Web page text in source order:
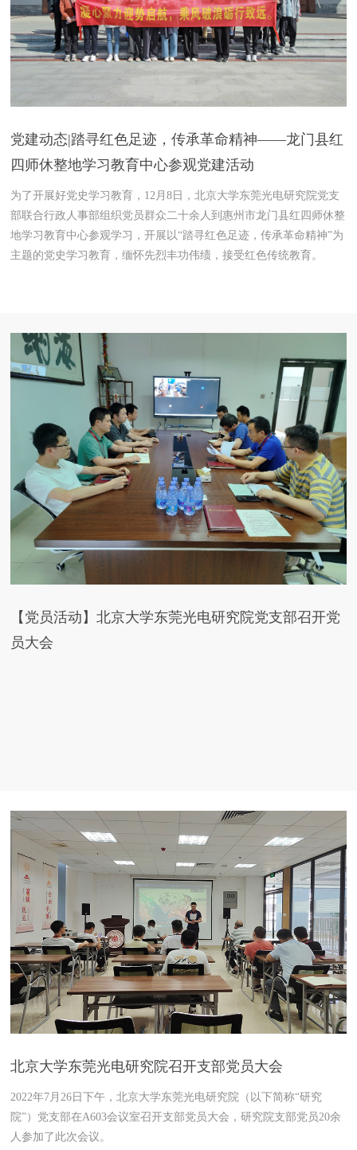
党建动态|踏寻红色足迹，传承革命精神——龙门县红
四师休整地学习教育中心参观党建活动
为了开展好党史学习教育，12月8日，北京大学东莞光电研究院党支
部联合行政人事部组织党员群众二十余人到惠州市龙门县红四师休整
地学习教育中心参观学习，开展以“踏寻红色足迹，传承革命精神”为
主题的党史学习教育，缅怀先烈丰功伟绩，接受红色传统教育。
【党员活动】北京大学东莞光电研究院党支部召开党
员大会
北京大学东莞光电研究院召开支部党员大会
2022年7月26日下午，北京大学东莞光电研究院（以下简称“研究
院”）党支部在A603会议室召开支部党员大会，研究院支部党员20余
人参加了此次会议。